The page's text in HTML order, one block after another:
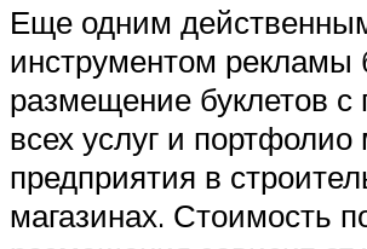
Еще одним
инструментом рекламы
размещение буклетов с
всех услуг и портфолио
предприятия в
магазинах. Стоимость